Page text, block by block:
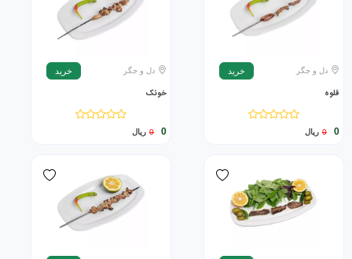
دل و جگر خرید
قلوه
0
0 ریال
دل و جگر خرید
خوئک
0
0 ریال